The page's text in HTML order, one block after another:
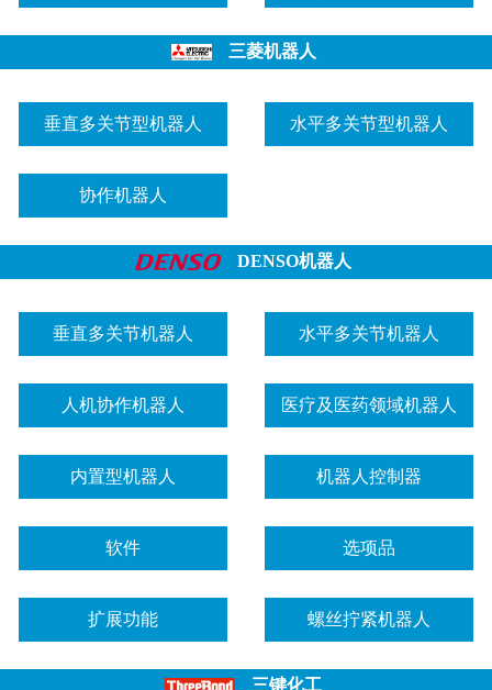
三菱机器人
垂直多关节型机器人 水平多关节型机器人
协作机器人
DENSO机器人
垂直多关节机器人 水平多关节机器人
人机协作机器人 医疗及医药领域机器人
内置型机器人 机器人控制器
软件 选项品
扩展功能 螺丝拧紧机器人
三键化工